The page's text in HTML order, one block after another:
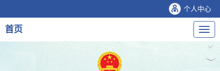
个人中心
导
航
首页